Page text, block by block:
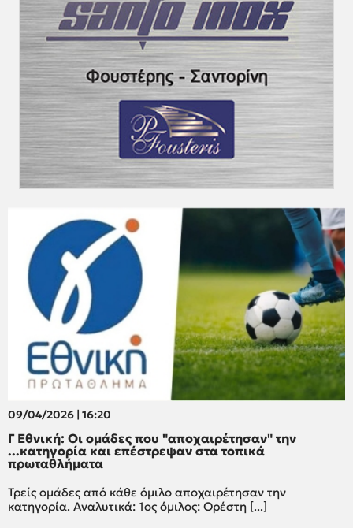
09/04/2026 | 16:20
Γ Εθνική: Οι ομάδες που "αποχαιρέτησαν" την
...κατηγορία και επέστρεψαν στα τοπικά
πρωταθλήματα
Τρείς ομάδες από κάθε όμιλο αποχαιρέτησαν την
κατηγορία. Αναλυτικά: 1ος όμιλος: Ορέστη [...]